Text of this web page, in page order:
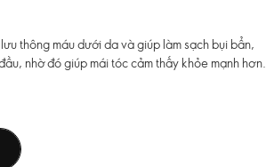
thông máu dưới da và giúp làm sạch bụi bẩn,
nhờ đó giúp mái tóc cảm thấy khỏe mạnh hơn.